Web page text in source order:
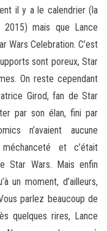
il y a le calendrier (la
2015) mais que Lance
Wars Celebration. C’est
sont poreux, Star
On reste cependant
Girod, fan de Star
par son élan, fini par
n’avaient aucune
et c’était
Star Wars. Mais enfin
un moment, d’ailleurs,
parlez beaucoup de
quelques rires, Lance